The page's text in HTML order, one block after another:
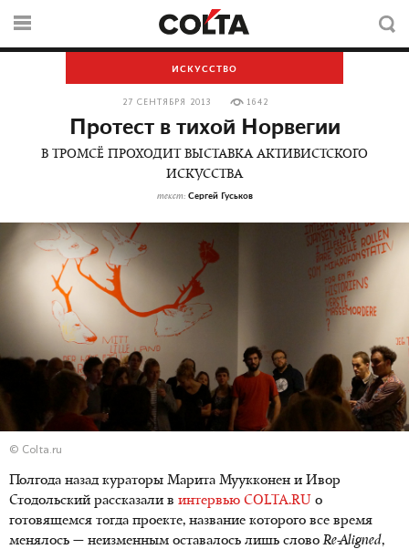
ИСКУССТВО
27 СЕНТЯБРЯ 2013 1642
Протест в тихой Норвегии
В ТРОМСЁ ПРОХОДИТ ВЫСТАВКА АКТИВИСТСКОГО
ИСКУССТВА
текст: Сергей Гуськов
© Colta.ru
Полгода назад кураторы Марита Муукконен и Ивор
Стодольский рассказали в интервью COLTA.RU о
готовящемся тогда проекте, название которого все время
менялось — неизменным оставалось лишь словоRe-Aligned,